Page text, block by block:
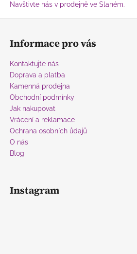
Navštivte nás v prodejně ve Slaném.
Informace pro vás
Kontaktujte nás
Doprava a platba
Kamenná prodejna
Obchodní podmínky
Jak nakupovat
Vrácení a reklamace
Ochrana osobních ůdajů
O nás
Blog
Instagram